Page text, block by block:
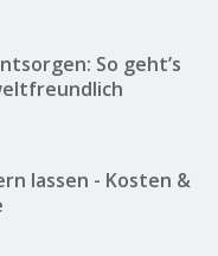
So geht’s
lassen - Kosten &